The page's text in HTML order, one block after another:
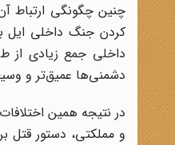
چنین چگونگی ارتباط
داخلی جمع زیادی از
دشمنی‌ها عمیق‌تر و
و مملکتی، دستور قتل